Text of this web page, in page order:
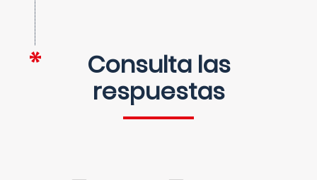
Consulta las
respuestas